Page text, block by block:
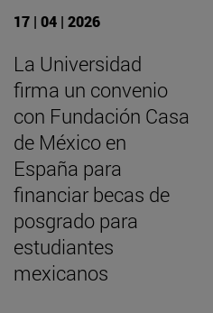
17 | 04 | 2026
La Universidad
firma un convenio
con Fundación Casa
de México en
España para
financiar becas de
posgrado para
estudiantes
mexicanos